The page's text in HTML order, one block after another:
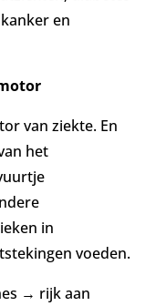
en
van ziekte. En
het
in
voeden.
→ rijk aan